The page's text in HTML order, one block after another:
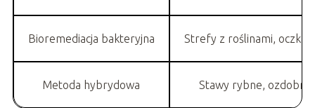
Bioremediacja bakteryjna Strefy z roślinami, oczka,
Metoda hybrydowa Stawy rybne,